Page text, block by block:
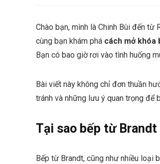
Chào bạn, mình là Chinh Bùi đến
cùng bạn khám phá cách mở khóa
Bạn có bao giờ rơi vào tình huống
Bài viết này không chỉ đơn thuần
tránh và những lưu ý quan trọng để
Tại sao bếp từ Brandt
Bếp từ Brandt, cũng như nhiều loại